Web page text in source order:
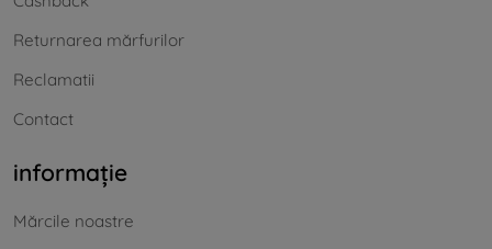
Returnarea mărfurilor
Reclamatii
Contact
informație
Mărcile noastre